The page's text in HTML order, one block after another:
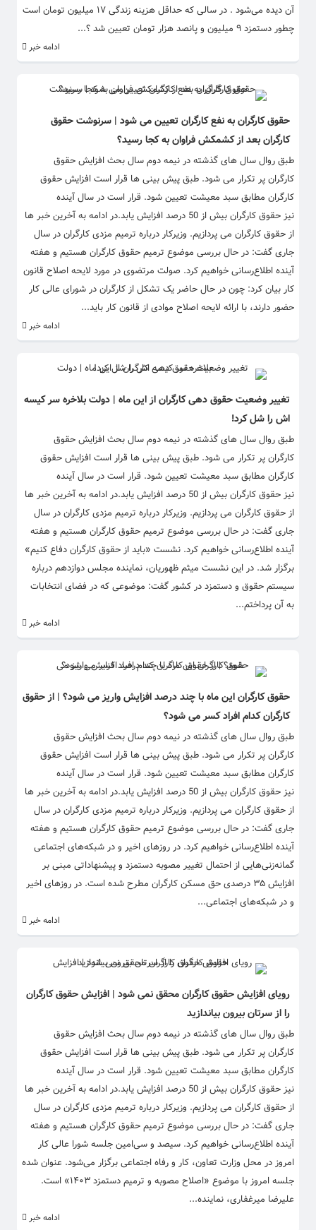
آن دیده می‌شود . در سالی که حداقل هزینه زندگی ۱۷ میلیون تومان است
چطور دستمزد ۹ میلیون و پانصد هزار تومان تعیین شد ؟...
ادامه خبر
حقوق کارگران به نفع کارگران تعیین می شود | سرنوشت حقوق
کارگران بعد از کشمکش فراوان به کجا رسید؟
طبق روال سال های گذشته در نیمه دوم سال بحث افزایش حقوق
کارگران پر تکرار می شود. طبق پیش بینی ها قرار است افزایش حقوق
کارگران مطابق سبد معیشت تعیین شود. قرار است در سال آینده
نیز حقوق کارگران بیش از 50 درصد افزایش یابد.در ادامه به آخرین خبر ها
از حقوق کارگران می پردازیم. وزیرکار درباره ترمیم مزدی کارگران در سال
جاری گفت: در حال بررسی موضوع ترمیم حقوق کارگران هستیم و هفته
آینده اطلاع‌رسانی خواهیم کرد. صولت مرتضوی در مورد لایحه اصلاح قانون
کار بیان کرد: چون در حال حاضر یک تشکل از کارگران در شورای عالی کار
حضور دارند، با ارائه لایحه اصلاح موادی از قانون کار باید...
ادامه خبر
تغییر وضعیت حقوق دهی کارگران از این ماه | دولت بلاخره سر کیسه
اش را شل کرد!
طبق روال سال های گذشته در نیمه دوم سال بحث افزایش حقوق
کارگران پر تکرار می شود. طبق پیش بینی ها قرار است افزایش حقوق
کارگران مطابق سبد معیشت تعیین شود. قرار است در سال آینده
نیز حقوق کارگران بیش از 50 درصد افزایش یابد.در ادامه به آخرین خبر ها
از حقوق کارگران می پردازیم. وزیرکار درباره ترمیم مزدی کارگران در سال
جاری گفت: در حال بررسی موضوع ترمیم حقوق کارگران هستیم و هفته
آینده اطلاع‌رسانی خواهیم کرد. نشست «باید از حقوق کارگران دفاع کنیم»
برگزار شد. در این نشست میثم ظهوریان، نماینده مجلس دوازدهم درباره
سیستم حقوق و دستمزد در کشور گفت: موضوعی که در فضای انتخابات
به آن پرداختم...
ادامه خبر
حقوق کارگران این ماه با چند درصد افزایش واریز می شود؟ | از حقوق
کارگران کدام افراد کسر می شود؟
طبق روال سال های گذشته در نیمه دوم سال بحث افزایش حقوق
کارگران پر تکرار می شود. طبق پیش بینی ها قرار است افزایش حقوق
کارگران مطابق سبد معیشت تعیین شود. قرار است در سال آینده
نیز حقوق کارگران بیش از 50 درصد افزایش یابد.در ادامه به آخرین خبر ها
از حقوق کارگران می پردازیم. وزیرکار درباره ترمیم مزدی کارگران در سال
جاری گفت: در حال بررسی موضوع ترمیم حقوق کارگران هستیم و هفته
آینده اطلاع‌رسانی خواهیم کرد. در روز‌های اخیر و در شبکه‌های اجتماعی
گمانه‌زنی‌هایی از احتمال تغییر مصوبه دستمزد و پیشنهاداتی مبنی بر
افزایش ۳۵ درصدی حق مسکن کارگران مطرح شده است. در روز‌های اخیر
و در شبکه‌های اجتماعی...
ادامه خبر
رویای افزایش حقوق کارگران محقق نمی شود | افزایش حقوق کارگران
را از سرتان بیرون بیاندازید
طبق روال سال های گذشته در نیمه دوم سال بحث افزایش حقوق
کارگران پر تکرار می شود. طبق پیش بینی ها قرار است افزایش حقوق
کارگران مطابق سبد معیشت تعیین شود. قرار است در سال آینده
نیز حقوق کارگران بیش از 50 درصد افزایش یابد.در ادامه به آخرین خبر ها
از حقوق کارگران می پردازیم. وزیرکار درباره ترمیم مزدی کارگران در سال
جاری گفت: در حال بررسی موضوع ترمیم حقوق کارگران هستیم و هفته
آینده اطلاع‌رسانی خواهیم کرد. سیصد و سی‌امین جلسه شورا عالی کار
امروز در محل وزارت تعاون، کار و رفاه اجتماعی برگزار می‌شود. عنوان شده
جلسه امروز با موضوع «اصلاح مصوبه و ترمیم دستمزد ۱۴۰۳» است.
علیرضا میرغفاری، نماینده...
ادامه خبر